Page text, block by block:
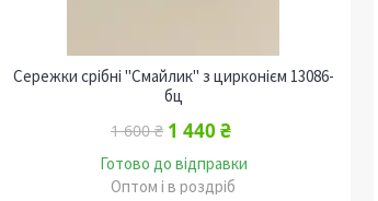
Сережки срібні "Смайлик" з цирконієм 13086-
бц
1 600 ₴ 1 440 ₴
Готово до відправки
Оптом і в роздріб